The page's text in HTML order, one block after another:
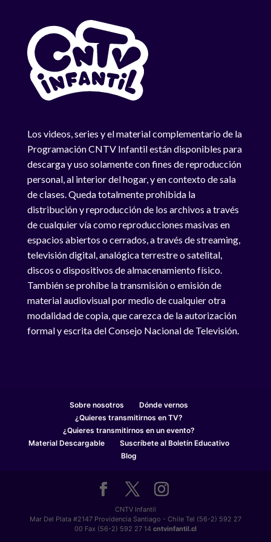
Los videos, series y el material complementario de la
Programación CNTV Infantil están disponibles para
descarga y uso solamente con fines de reproducción
personal, al interior del hogar, y en contexto de sala
de clases. Queda totalmente prohibida la
distribución y reproducción de los archivos a través
de cualquier vía como reproducciones masivas en
espacios abiertos o cerrados, a través de streaming,
televisión digital, analógica terrestre o satelital,
discos o dispositivos de almacenamiento físico.
También se prohíbe la transmisión o emisión de
material audiovisual por medio de cualquier otra
modalidad de copia, que carezca de la autorización
formal y escrita del Consejo Nacional de Televisión.
Sobre nosotros
Dónde vernos
¿Quieres transmitirnos en TV?
¿Quieres transmitirnos en un evento?
Material Descargable
Suscríbete al Boletín Educativo
Blog
CNTV Infantil
Mar Del Plata #2147 Providencia Santiago - Chile Tel (56-2) 592 27
00 Fax (56-2) 592 27 14 cntvinfantil.cl